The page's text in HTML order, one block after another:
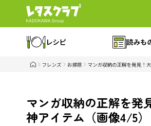
レシピ 読みも
フレンズ お掃除 マンガ収納の正解を発見！
マンガ収納の正解を発
神アイテム（画像4/5）